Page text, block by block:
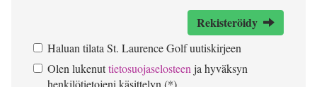
Rekisteröidy
Haluan tilata St. Laurence Golf uutiskirjeen
Olen lukenuttietosuojaselosteen ja hyväksyn
henkilötietojeni käsittelyn (*)